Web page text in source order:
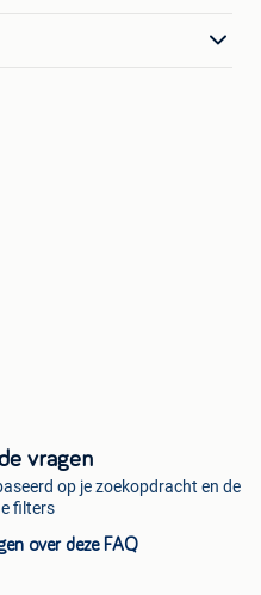
vragen
op je zoekopdracht en de
filters
over deze FAQ